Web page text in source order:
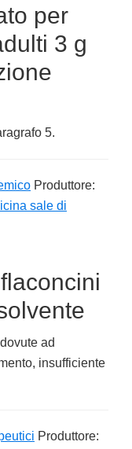
per
3 g
5.
Produttore:
sale di
ad
insufficiente
Produttore: